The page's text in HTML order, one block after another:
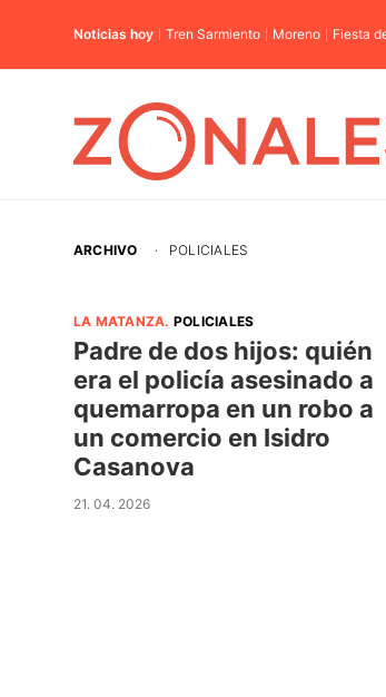
Noticias hoy Tren Sarmiento Moreno Fiesta
ARCHIVO · POLICIALES
LA MATANZA. POLICIALES
Padre de dos hijos: quién
era el policía asesinado a
quemarropa en un robo a
un comercio en Isidro
Casanova
21. 04. 2026